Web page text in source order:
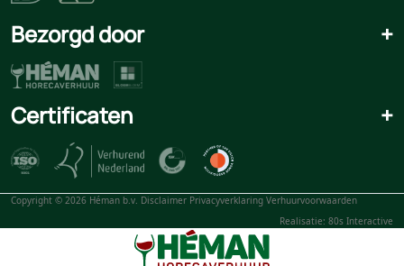
Bezorgd door +
Certificaten +
Copyright © 2026 Héman b.v. Disclaimer Privacyverklaring Verhuurvoorwaarden
Realisatie: 80s Interactive